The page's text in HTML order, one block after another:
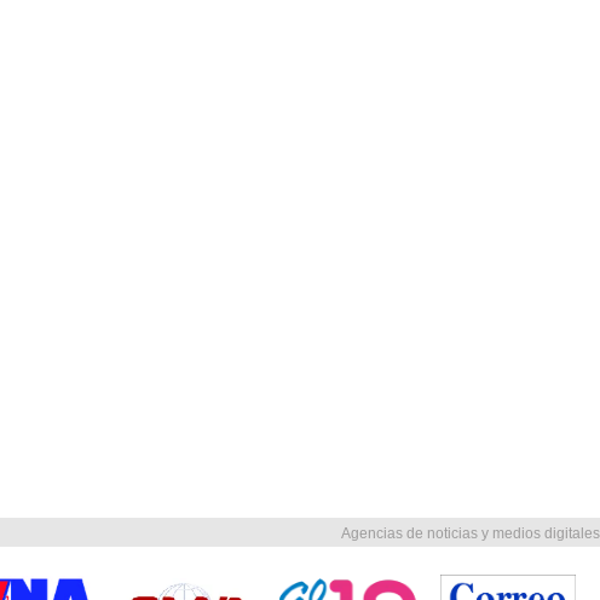
Agencias de noticias y medios digitales